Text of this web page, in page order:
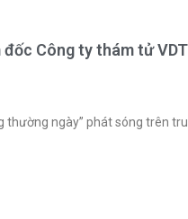
Công ty thám tử
thường ngày” phát sóng trên